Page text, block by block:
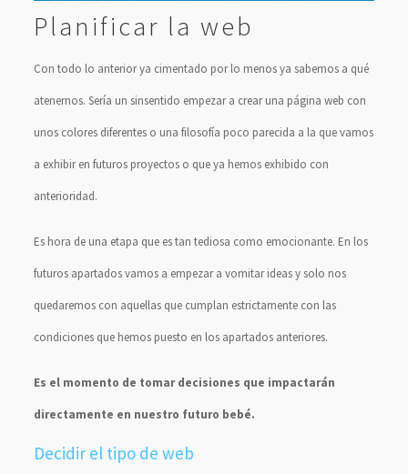
Planificar la web
Con todo lo anterior ya cimentado por lo menos ya sabemos a qué
atenernos. Sería un sinsentido empezar a crear una página web con
unos colores diferentes o una filosofía poco parecida a la que vamos
a exhibir en futuros proyectos o que ya hemos exhibido con
anterioridad.
Es hora de una etapa que es tan tediosa como emocionante. En los
futuros apartados vamos a empezar a vomitar ideas y solo nos
quedaremos con aquellas que cumplan estrictamente con las
condiciones que hemos puesto en los apartados anteriores.
Es el momento de tomar decisiones que impactarán
directamente en nuestro futuro bebé.
Decidir el tipo de web